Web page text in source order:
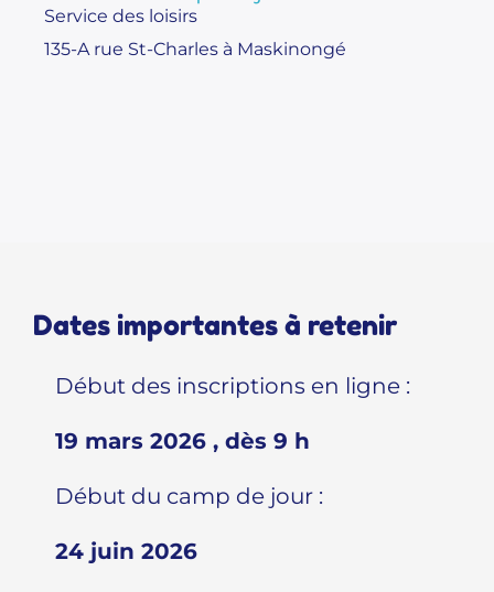
Service des loisirs
135-A rue St-Charles à Maskinongé
Dates importantes à retenir
Début des inscriptions en ligne :
19 mars 2026 , dès 9 h
Début du camp de jour :
24 juin 2026